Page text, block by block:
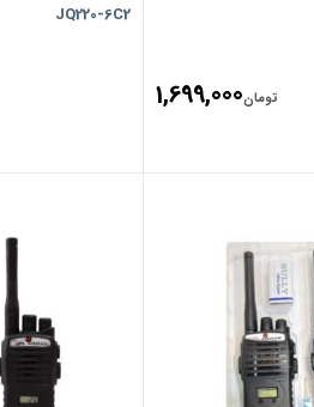
تومان1,699,000
JQ220-6C2